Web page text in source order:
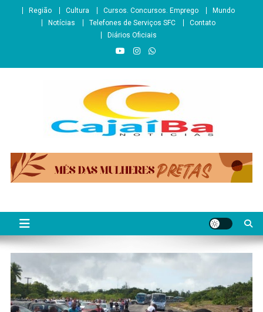
Região Cultura Cursos. Concursos. Emprego
Mundo
Notícias
Telefones de Serviços SFC
Contato
Diários Oficiais
CajaíbaNotícias